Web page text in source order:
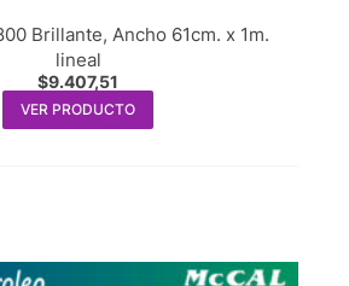
Brillante, Ancho 61cm. x 1m.
lineal
$9.407,51
VER PRODUCTO